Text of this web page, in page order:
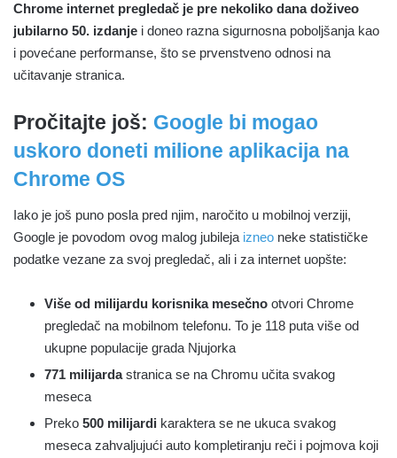
Chrome internet pregledač je pre nekoliko dana doživeo
jubilarno 50. izdanje i doneo razna sigurnosna poboljšanja kao
i povećane performanse, što se prvenstveno odnosi na
učitavanje stranica.
Pročitajte još: Google bi mogao
uskoro doneti milione aplikacija na
Chrome OS
Iako je još puno posla pred njim, naročito u mobilnoj verziji,
Google je povodom ovog malog jubileja izneo neke statističke
podatke vezane za svoj pregledač, ali i za internet uopšte:
Više od milijardu korisnika mesečno otvori Chrome
pregledač na mobilnom telefonu. To je 118 puta više od
ukupne populacije grada Njujorka
771 milijardastranica se na Chromu učita svakog
meseca
Preko 500 milijardi karaktera se ne ukuca svakog
meseca zahvaljujući auto kompletiranju reči i pojmova koji